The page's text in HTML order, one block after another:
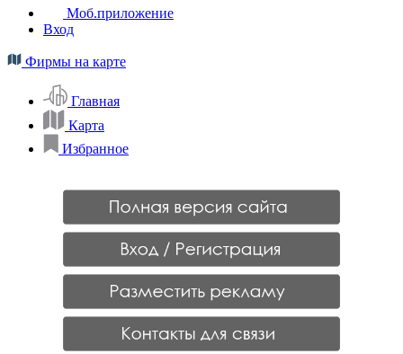
Моб.приложение
Вход
Фирмы на карте
Главная
Карта
Избранное